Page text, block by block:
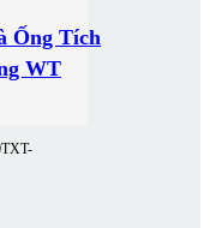
Ống Tích
WT
XT-